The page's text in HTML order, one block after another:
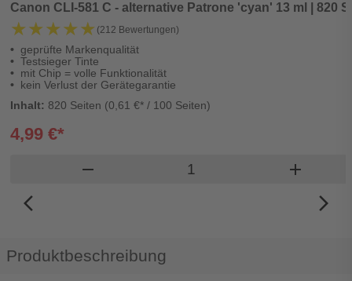
Canon CLI-581 C - alternative Patrone 'cyan' 13 ml | 820
★★★★★
★★★★★ (212 Bewertungen)
geprüfte Markenqualität
Testsieger Tinte
mit Chip = volle Funktionalität
kein Verlust der Gerätegarantie
Inhalt: 820 Seiten (0,61 €* / 100 Seiten)
4,99 €*
remove Produkt Warenkorb
add
arrow_back_ios_new
arrow_forward_ios
Produktbeschreibung